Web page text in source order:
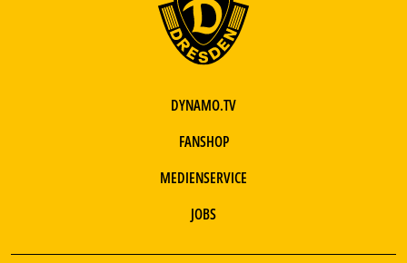
DYNAMO.TV
FANSHOP
MEDIENSERVICE
JOBS